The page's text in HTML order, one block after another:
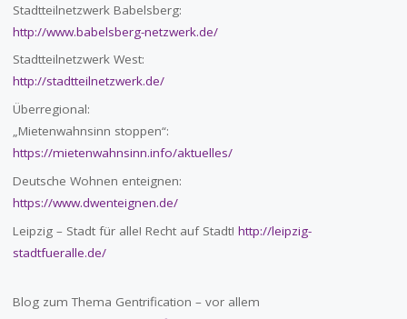
Stadtteilnetzwerk Babelsberg:
http://www.babelsberg-netzwerk.de/
Stadtteilnetzwerk West:
http://stadtteilnetzwerk.de/
Überregional:
„Mietenwahnsinn stoppen“:
https://mietenwahnsinn.info/aktuelles/
Deutsche Wohnen enteignen:
https://www.dwenteignen.de/
Leipzig – Stadt für alle! Recht auf Stadt! http://leipzig-
stadtfueralle.de/
Blog zum Thema Gentrification – vor allem